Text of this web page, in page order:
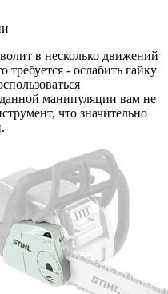
в несколько движений
- ослабить гайку
манипуляции вам не
что значительно